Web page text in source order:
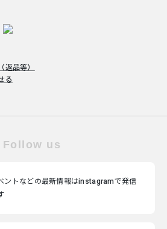
返品等）
る
Follow us
ントなどの最新情報はinstagramで発信